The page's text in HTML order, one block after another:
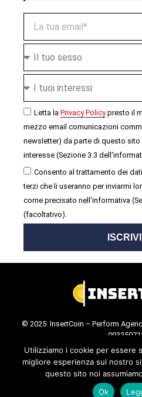
Letta la Privacy Policypresto il
mezzo email comunicazioni
newsletter) da parte di questo
interesse (Sezione 3.3
Consento al trattamento dei
terzi che li useranno per inviarmi
come precisato nell'informativa
(facoltativo).
© 2025 InsertCoin – Perform
Cookie Policy .
Utilizziamo i cookie per essere
migliore esperienza sul nostro
questo sito noi
Ok